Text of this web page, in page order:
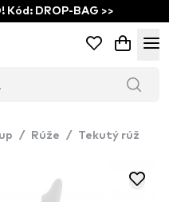
Kód: DROP-BAG >>
/ Rúže / Tekutý rúž